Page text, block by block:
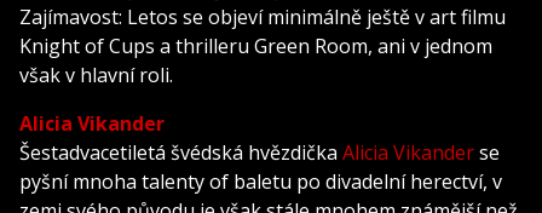
Zajímavost: Letos se objeví minimálně ještě v art filmu
Knight of Cups a thrilleru Green Room, ani v jednom
však v hlavní roli.
Alicia Vikander
Šestadvacetiletá švédská hvězdička Alicia Vikanderse
pyšní mnoha talenty of baletu po divadelní herectví, v